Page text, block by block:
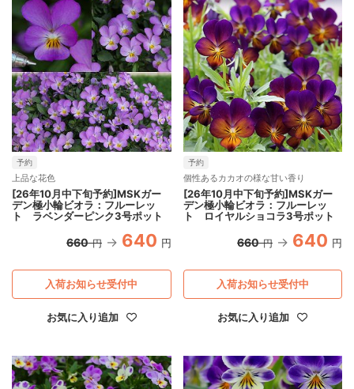
予約
上品な花色
[26年10月中下旬予約]MSKガー
デン極小輪ビオラ：フルーレッ
ト ラベンダーピンク3号ポット
660 円 640 円
お気に入り追加
入荷お知らせ受付中
予約
個性あるカカオの様な甘い香り
[26年10月中下旬予約]MSKガー
デン極小輪ビオラ：フルーレッ
ト ロイヤルショコラ3号ポット
660 円 640 円
お気に入り追加
入荷お知らせ受付中